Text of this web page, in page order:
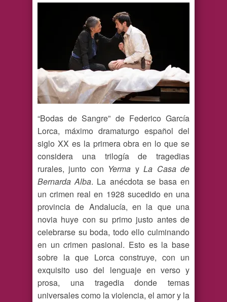
“Bodas de Sangre” de Federico García
Lorca, máximo dramaturgo español del
siglo XX es la primera obra en lo que se
considera una trilogía de tragedias
rurales, junto con Yerma yLa Casa de
Bernarda Alba. La anécdota se basa en
un crimen real en 1928 sucedido en una
provincia de Andalucía, en la que una
novia huye con su primo justo antes de
celebrarse su boda, todo ello culminando
en un crimen pasional. Esto es la base
sobre la que Lorca construye, con un
exquisito uso del lenguaje en verso y
prosa, una tragedia donde temas
universales como la violencia, el amor y la